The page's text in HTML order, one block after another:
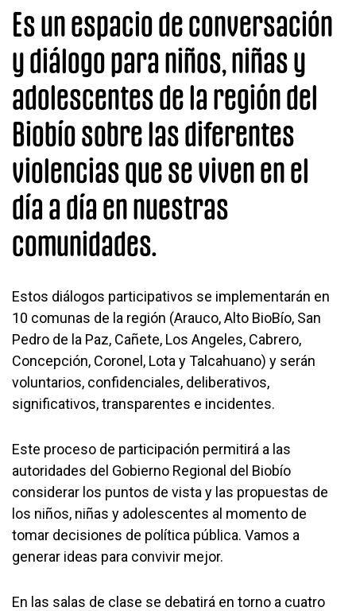
Es un espacio de conversación
y diálogo para niños, niñas y
adolescentes de la región del
Biobío sobre las diferentes
violencias que se viven en el
día a día en nuestras
comunidades.
Estos diálogos participativos se implementarán en
10 comunas de la región (Arauco, Alto BioBío, San
Pedro de la Paz, Cañete, Los Angeles, Cabrero,
Concepción, Coronel, Lota y Talcahuano) y serán
voluntarios, confidenciales, deliberativos,
significativos, transparentes e incidentes.
Este proceso de participación permitirá a las
autoridades del Gobierno Regional del Biobío
considerar los puntos de vista y las propuestas de
los niños, niñas y adolescentes al momento de
tomar decisiones de política pública. Vamos a
generar ideas para convivir mejor.
En las salas de clase se debatirá en torno a cuatro